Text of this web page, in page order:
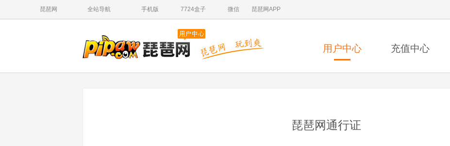
琵琶网 全站导航 手机版 微信 琵琶网APP
7724盒子
用户中心 充值中心
琵琶网通行证